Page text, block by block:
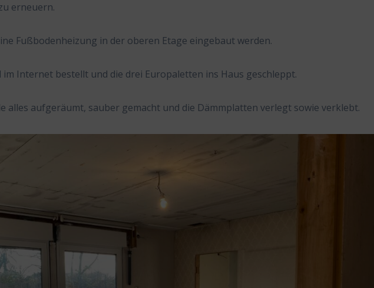
erneuern.
Fußbodenheizung in der oberen Etage eingebaut werden.
Internet bestellt und die drei Europaletten ins Haus geschleppt.
alles aufgeräumt, sauber gemacht und die Dämmplatten verlegt sowie verklebt.